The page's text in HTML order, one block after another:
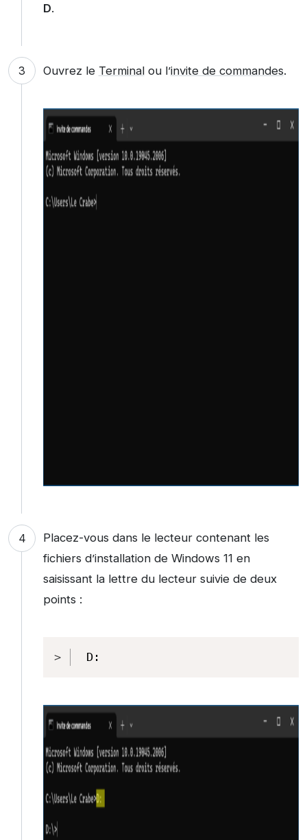
D.
Ouvrez le Terminalou l’invite de commandes.
Placez-vous dans le lecteur contenant les
fichiers d’installation de Windows 11 en
saisissant la lettre du lecteur suivie de deux
points :
D: